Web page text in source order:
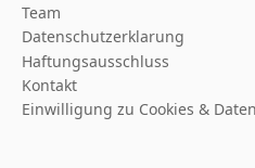
Team
Datenschutzerklarung
Haftungsausschluss
Kontakt
Einwilligung zu Cookies &